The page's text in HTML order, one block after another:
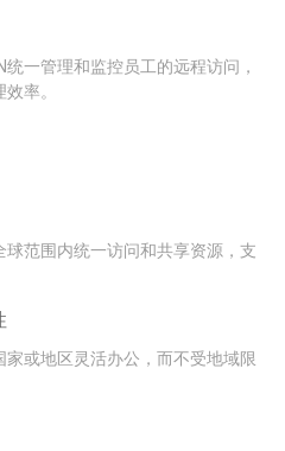
一管理和监控员工的远程访问，
率。
球范围内统一访问和共享资源，支
家或地区灵活办公，而不受地域限